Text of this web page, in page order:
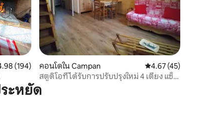
นนเฉลี่ย 4.98 จาก 5, 194 รีวิว
(194)
คอนโดใน Campan คะแนนเฉลี่ย 4.67 จาก
4.67 (45)
สตูดิโอที่ได้รับการปรับปรุงใหม่ 4 เตียง แซ็ง-
มารี-เดอ-กองป็อง
ะหยัด